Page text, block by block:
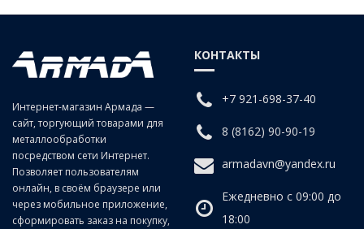
Нарезание и калибрование метрической внутренней резьбы в
заготовках изделиях из чугунов, сталей средней и низкой
твердости, цветных сплавов.
Для глухих отверстий.
Интернет-магазин Армада —
сайт, торгующий товарами для
металлообработки
посредством сети Интернет.
Позволяет пользователям
онлайн, в своём браузере или
через мобильное приложение,
сформировать заказ на покупку,
КОНТАКТЫ
+7 921-698-37-40
8 (8162) 90-90-19
armadavn@yandex.ru
Ежедневно с 09:00 до
18:00